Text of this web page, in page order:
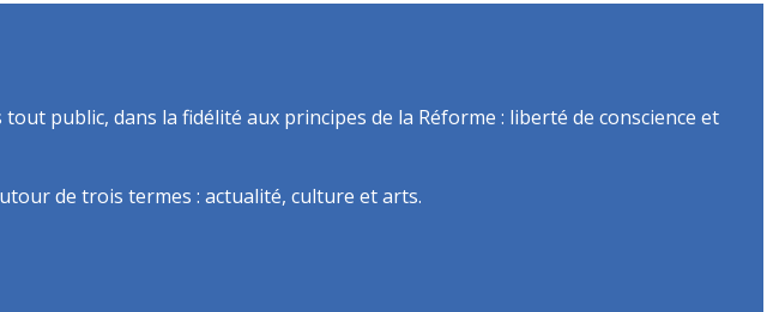
public, dans la fidélité aux principes de la Réforme : liberté de conscience et
de trois termes : actualité, culture et arts.